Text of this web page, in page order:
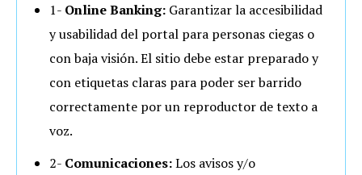
1- Online Banking: Garantizar la accesibilidad
y usabilidad del portal para personas ciegas o
con baja visión. El sitio debe estar preparado y
con etiquetas claras para poder ser barrido
correctamente por un reproductor de texto a
voz.
2- Comunicaciones:Los avisos y/o